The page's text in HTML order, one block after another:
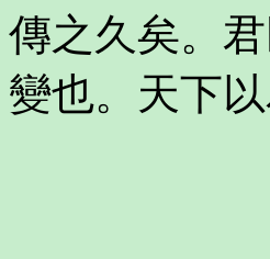
傳之久矣。
變也。天下